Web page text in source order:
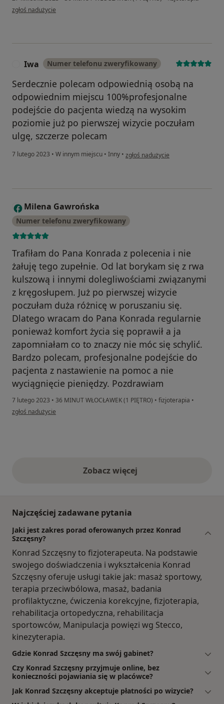
w opinii użytkownika Paulina
zgłoś nadużycie
Iwa Numer telefonu zweryfikowany
Serdecznie polecam odpowiednią osobą na
odpowiednim miejscu 100%profesjonalne
podejście do pacjenta wiedzą na wysokim
poziomie już po pierwszej wizycie poczułam
ulgę, szczerze polecam
7 lutego 2023 • W innym miejscu • Inny • w opinii użytkownika Iwa
zgłoś nadużycie
M Milena Gawrońska
Numer telefonu zweryfikowany
Trafiłam do Pana Konrada z polecenia i nie
żałuję tego zupełnie. Od lat borykam się z rwa
kulszową i innymi dolegliwościami związanymi
z kręgosłupem. Już po pierwszej wizycie
poczułam duża różnicę w poruszaniu się.
Dlatego wracam do Pana Konrada regularnie
ponieważ komfort życia się poprawił a ja
zapomniałam co to znaczy nie móc się schylić.
Bardzo polecam, profesjonalne podejście do
pacjenta z nastawienie na pomoc a nie
wyciągnięcie pieniędzy. Pozdrawiam
7 lutego 2023 • 36 MINUT WŁOCŁAWEK (1 PIĘTRO) • fizjoterapia •
w opinii użytkownika Milena Gawrońska
zgłoś nadużycie
Zobacz więcejopinie powyżej
Najczęściej zadawane pytania
Jaki jest zakres porad oferowanych przez Konrad
Szczęsny?
Konrad Szczęsny to fizjoterapeuta. Na podstawie
swojego doświadczenia i wykształcenia Konrad
Szczęsny oferuje usługi takie jak: masaż sportowy,
terapia przeciwbólowa, masaż, badania
profilaktyczne, ćwiczenia korekcyjne, fizjoterapia,
rehabilitacja ortopedyczna, rehabilitacja
sportowców, Manipulacja powięzi wg Stecco,
kinezyterapia.
Gdzie Konrad Szczęsny ma swój gabinet?
Czy Konrad Szczęsny przyjmuje online, bez
konieczności pojawiania się w placówce?
Jak Konrad Szczęsny akceptuje płatności po wizycie?